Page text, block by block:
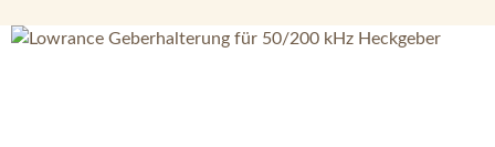
Bildergalerie überspringen